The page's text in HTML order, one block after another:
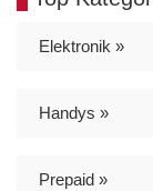
Elektronik »
Handys »
Prepaid »